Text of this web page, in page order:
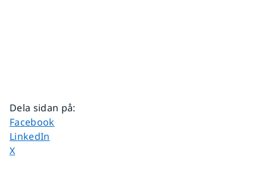
Dela sidan på:
Dela sidan på
Facebook
Dela sidan på
LinkedIn
Dela sidan på
X